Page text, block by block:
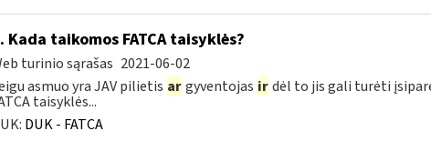
Kada taikomos FATCA taisyklės?
turinio sąrašas 2021-06-02
asmuo yra JAV pilietis ar gyventojas ir dėl to jis gali turėti
taisyklės...
DUK - FATCA